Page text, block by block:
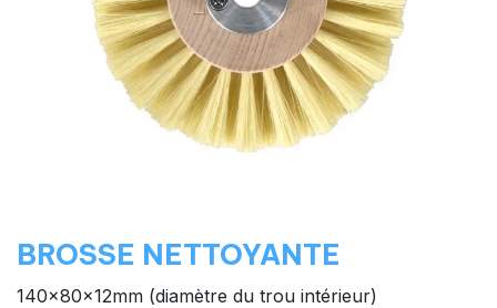
BROSSE NETTOYANTE
140x80x12mm (diamètre du trou intérieur)